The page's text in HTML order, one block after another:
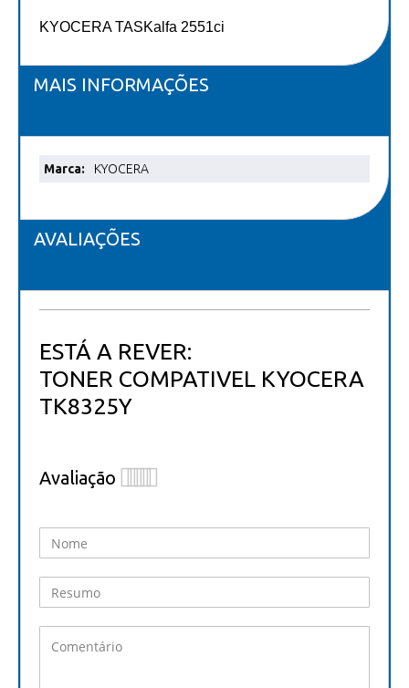
KYOCERA TASKalfa 2551ci
MAIS INFORMAÇÕES
Mais
KYOCERA
AVALIAÇÕES
ESTÁ A REVER:
TONER COMPATIVEL KYOCERA
TK8325Y
Avaliação